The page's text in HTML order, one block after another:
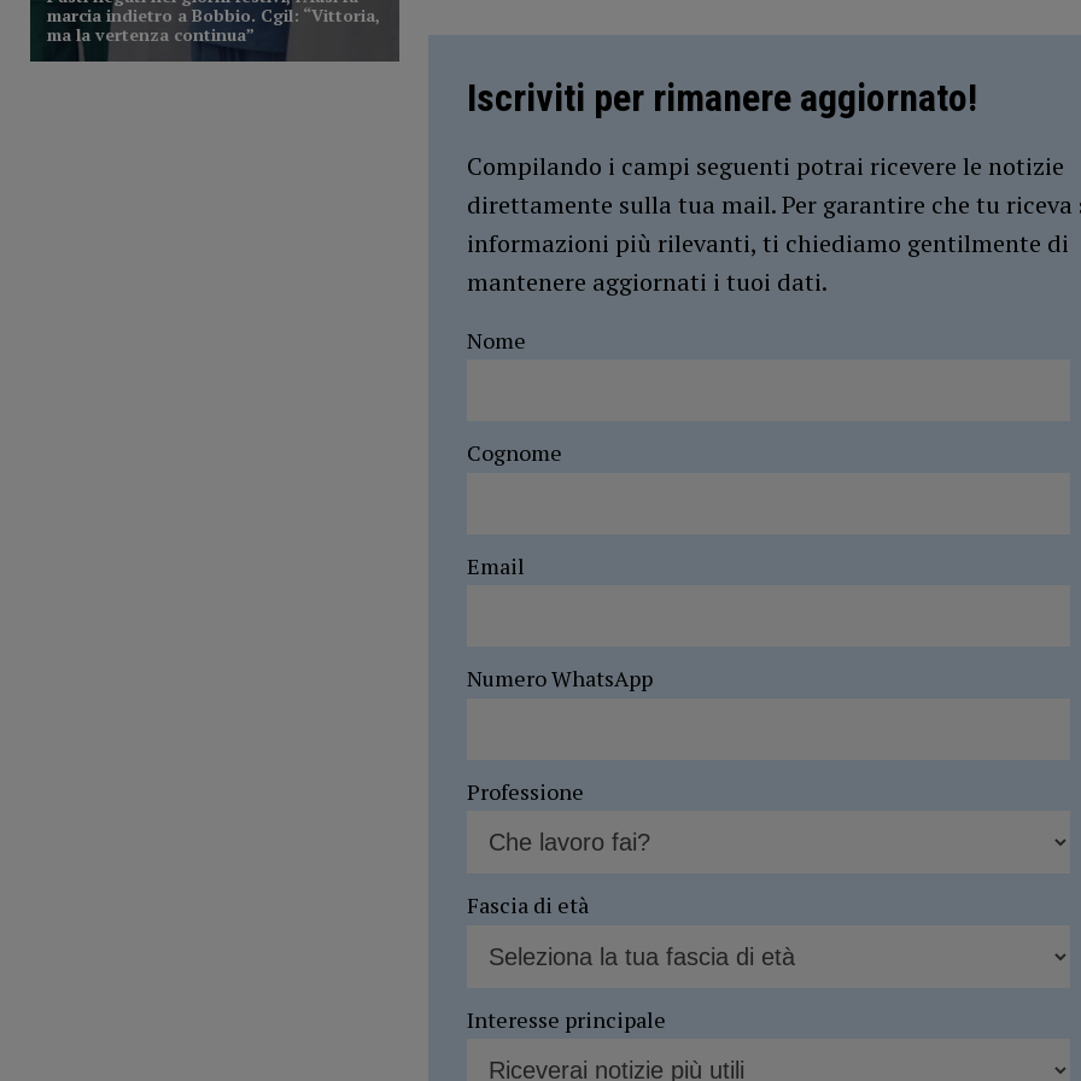
Iscriviti per rimanere aggiornato!
Compilando i campi seguenti potrai ricevere le notizie
direttamente sulla tua mail. Per garantire che tu riceva
informazioni più rilevanti, ti chiediamo gentilmente di
mantenere aggiornati i tuoi dati.
Nome
Cognome
Email
Numero WhatsApp
Professione
Fascia di età
Interesse principale